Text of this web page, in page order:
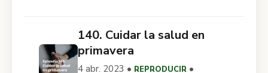
140. Cuidar la salud en
primavera
4 abr. 2023 • REPRODUCIR •